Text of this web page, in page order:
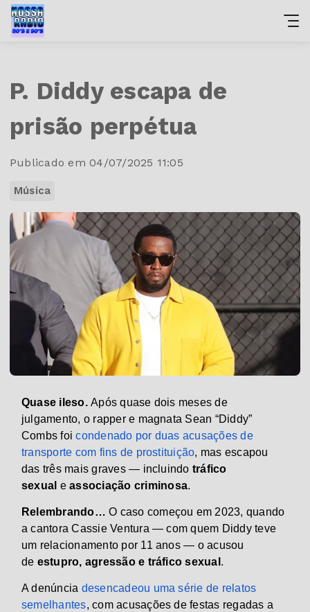
P. Diddy escapa de
prisão perpétua
Publicado em 04/07/2025 11:05
Música
Quase ileso.Após quase dois meses de
julgamento, o rapper e magnata Sean “Diddy”
Combs foicondenado por duas acusações de
transporte com fins de prostituição, mas escapou
das três mais graves — incluindo tráfico
sexual eassociação criminosa.
Relembrando… O caso começou em 2023, quando
a cantora Cassie Ventura — com quem Diddy teve
um relacionamento por 11 anos — o acusou
de estupro, agressão e tráfico sexual .
A denúncia desencadeou uma série de relatos
semelhantes, com acusações de festas regadas a